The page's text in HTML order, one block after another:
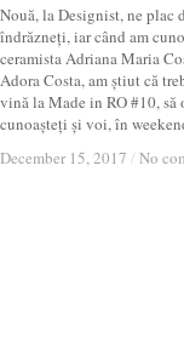
Nouă, la Designist, ne plac
îndrăzneți, iar când am
ceramista Adriana Maria
Adora Costa, am știut că
vină la Made in RO #10, să
cunoașteți și voi, în
December 15, 2017 / No
December 15, 2017 / No